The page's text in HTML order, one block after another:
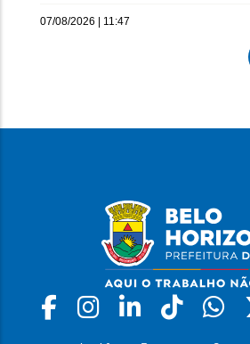
07/08/2026 | 11:47
Facebook
Instagram
Linkedin